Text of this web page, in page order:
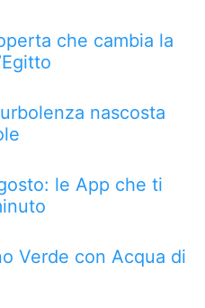
che cambia la
nascosta
le App che ti
Verde con Acqua di